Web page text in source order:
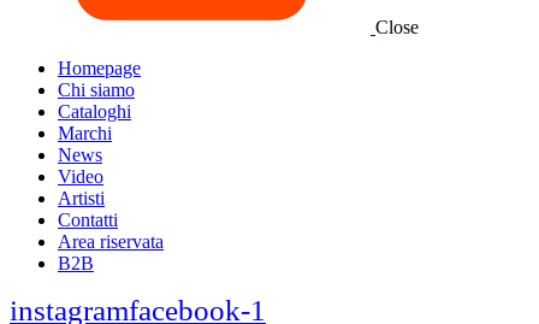
Close
Homepage
Chi siamo
Cataloghi
Marchi
News
Video
Artisti
Contatti
Area riservata
B2B
instagramfacebook-1